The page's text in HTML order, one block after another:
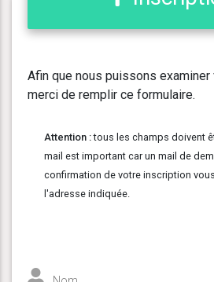
Afin que nous puissons
merci de remplir ce formulaire.
Attention :tous les champs doivent
mail est important car un mail de
confirmation de votre inscription
l'adresse indiquée.